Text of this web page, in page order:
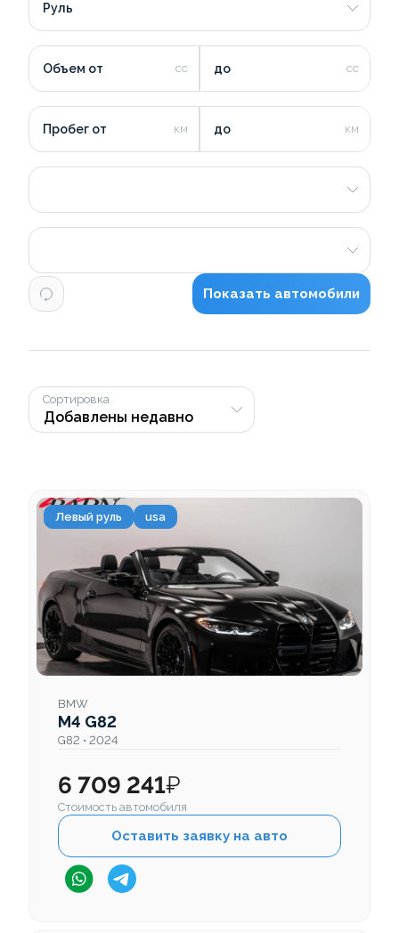
Руль
Объем от до
Пробег от до
Показать автомобили
Сортировка
Левый руль usa
BMW
M4 G82
G82 • 2024
6 709 241₽
Стоимость автомобиля
Оставить заявку на авто